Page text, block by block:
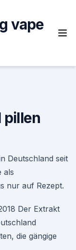
vape
pillen
Deutschland seit
als
nur auf Rezept.
Der Extrakt
die gängige